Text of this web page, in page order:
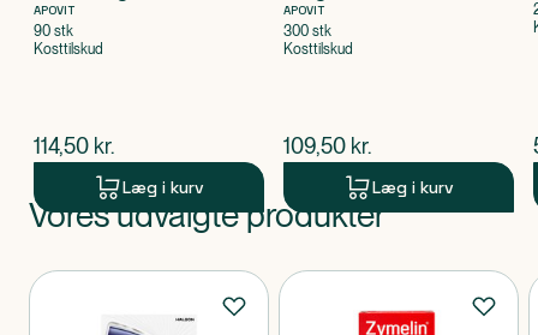
APOVIT
90 stk
Kosttilskud
$nuværende pris
114,50 kr.
Læg i kurv
APOVIT
300 stk
Kosttilskud
$nuværende pris
109,50 kr.
Læg i kurv
Produkt 1 af 0
Vores udvalgte produkter
Produkter